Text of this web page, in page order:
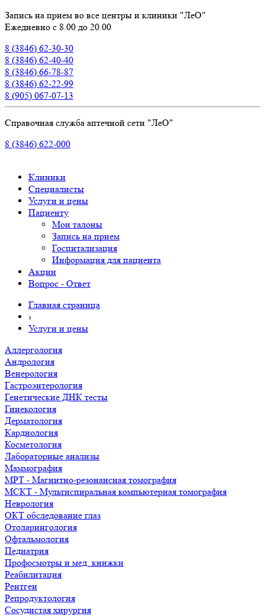
Запись на прием во все центры и клиники "ЛеО"
Ежедневно с 8.00 до 20.00
8 (3846) 62-30-30
8 (3846) 62-40-40
8 (3846) 66-78-87
8 (3846) 62-22-99
8 (905) 067-07-13
Справочная служба аптечной сети "ЛеО"
8 (3846) 622-000
Клиники
Специалисты
Услуги и цены
Пациенту
Мои талоны
Запись на прием
Госпитализация
Информация для пациента
Акции
Вопрос - Ответ
Главная страница
›
Услуги и цены
Аллергология
Андрология
Венерология
Гастроэнтерология
Генетические ДНК тесты
Гинекология
Дерматология
Кардиология
Косметология
Лабораторные анализы
Маммография
МРТ - Магнитно-резонансная томография
МСКТ - Мультиспиральная компьютерная томография
Неврология
ОКТ обследование глаз
Отоларингология
Офтальмология
Педиатрия
Профосмотры и мед. книжки
Реабилитация
Рентген
Репродуктология
Сосудистая хирургия